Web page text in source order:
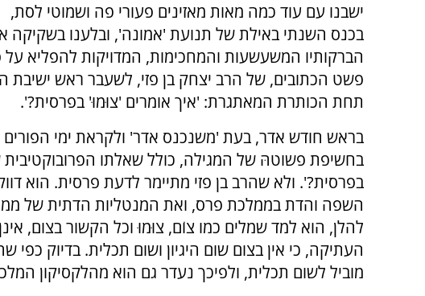
ישבנו עם עוד כמה מאות מאזינים פעורי פה ושמוטי לסת,
בכנס השנתי באילת של תנועת 'אמונה', ובלענו בשקיקה
הברקותיו המשעשעות והמחכימות, המדויקות להפליא על
פשט הכתובים, של הרב יצחק בן פזי, לשעבר ראש ישיבת
תחת הכותרת המאתגרת: 'איך אומרים 'צוּמוּ' בפרסית?'.
בראש חודש אדר, בעת 'משנכנס אדר' ולקראת ימי
בחשיפת פשוטהּ של המגילה, כולל שאלתו הפרובוקטיבית
בפרסית?'. ולא שהרב בן פזי מתיימר לדעת פרסית. הוא
השפה והדת בממלכת פרס, ואת המנטליות הדתית של
להלן, הוא למד שמלים כמו צוֹם, צוּמוּ וכל הקשור בצום,
העתיקה, כי אין בצום שום היגיון ושום תכלית. בדיוק כפי
מוביל לשום תכלית, ולפיכך נעדר גם הוא מהלקסיקון